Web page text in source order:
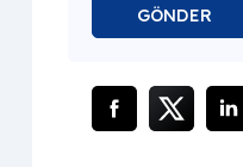
GÖNDER